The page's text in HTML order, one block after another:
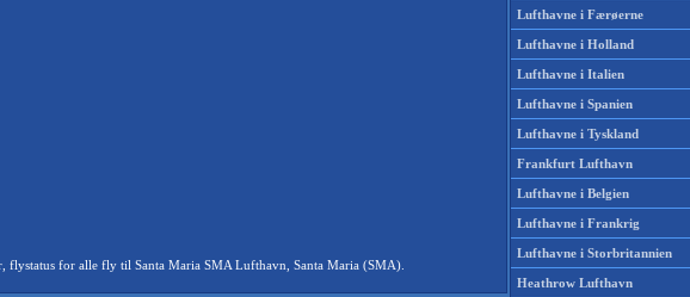
for alle fly til Santa Maria SMA Lufthavn, Santa Maria (SMA).
Lufthavne i Færøerne
Lufthavne i Holland
Lufthavne i Italien
Lufthavne i Spanien
Lufthavne i Tyskland
Frankfurt Lufthavn
Lufthavne i Belgien
Lufthavne i Frankrig
Lufthavne i Storbritannien
Heathrow Lufthavn